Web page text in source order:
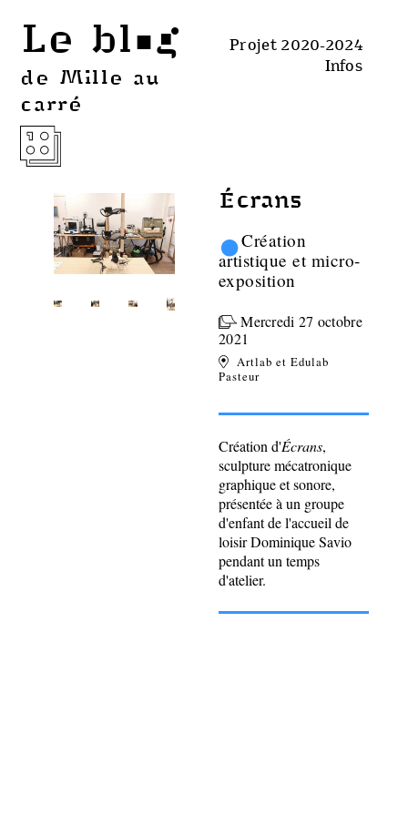
Le blog
de Mille au
carré
Projet 2020-2024
Infos
Écrans
• Création
artistique et micro-
exposition
Mercredi 27 octobre
2021
Artlab et Edulab
Pasteur
Création d'Écrans,
sculpture mécatronique
graphique et sonore,
présentée à un groupe
d'enfant de l'accueil de
loisir Dominique Savio
pendant un temps
d'atelier.